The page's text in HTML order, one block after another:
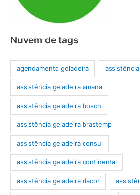
Nuvem de tags
agendamento geladeira assistência
assistência geladeira amana
assistência geladeira bosch
assistência geladeira brastemp
assistência geladeira consul
assistência geladeira continental
assistência geladeira dacor